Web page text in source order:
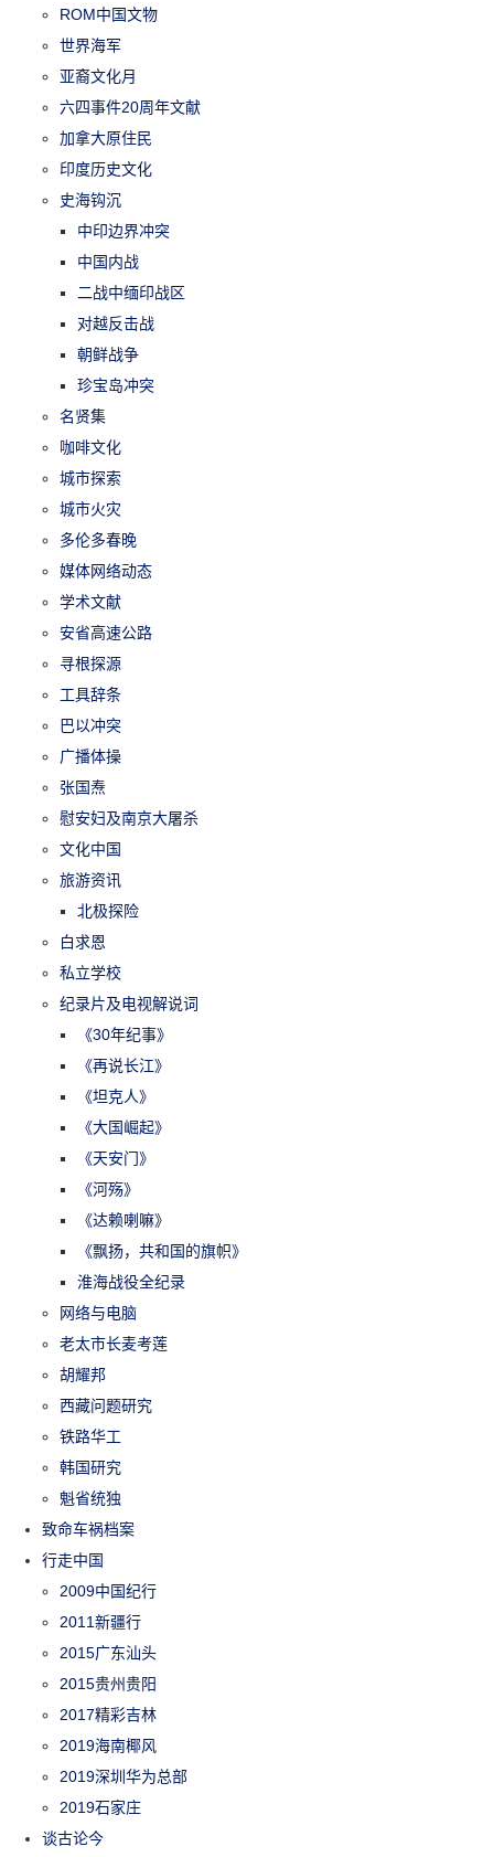
ROM中国文物
世界海军
亚裔文化月
六四事件20周年文献
加拿大原住民
印度历史文化
史海钩沉
中印边界冲突
中国内战
二战中缅印战区
对越反击战
朝鲜战争
珍宝岛冲突
名贤集
咖啡文化
城市探索
城市火灾
多伦多春晚
媒体网络动态
学术文献
安省高速公路
寻根探源
工具辞条
巴以冲突
广播体操
张国焘
慰安妇及南京大屠杀
文化中国
旅游资讯
北极探险
白求恩
私立学校
纪录片及电视解说词
《30年纪事》
《再说长江》
《坦克人》
《大国崛起》
《天安门》
《河殇》
《达赖喇嘛》
《飘扬，共和国的旗帜》
淮海战役全纪录
网络与电脑
老太市长麦考莲
胡耀邦
西藏问题研究
铁路华工
韩国研究
魁省统独
致命车祸档案
行走中国
2009中国纪行
2011新疆行
2015广东汕头
2015贵州贵阳
2017精彩吉林
2019海南椰风
2019深圳华为总部
2019石家庄
谈古论今